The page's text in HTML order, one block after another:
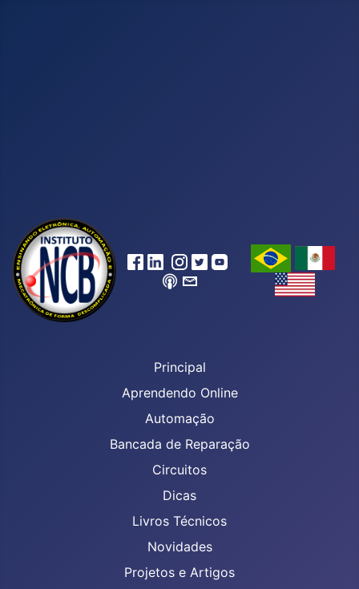
Principal
Aprendendo Online
Automação
Bancada de Reparação
Circuitos
Dicas
Livros Técnicos
Novidades
Projetos e Artigos